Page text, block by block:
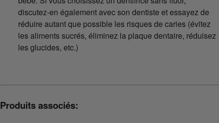
discutez-en également avec son dentiste et essayez de
réduire autant que possible les risques de caries (évitez
les aliments sucrés, éliminez la plaque dentaire, réduisez
les glucides, etc.)
Produits associés: